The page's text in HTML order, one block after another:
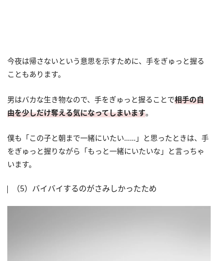
今夜は帰さないという意思を示すために、手をぎゅっと握る
こともあります。
男はバカな生き物なので、手をぎゅっと握ることで相手の自
由を少しだけ奪える気になってしまいます。
僕も「この子と朝まで一緒にいたい……」と思ったときは、手
をぎゅっと握りながら「もっと一緒にいたいな」と言っちゃ
います。
（5）バイバイするのがさみしかったため